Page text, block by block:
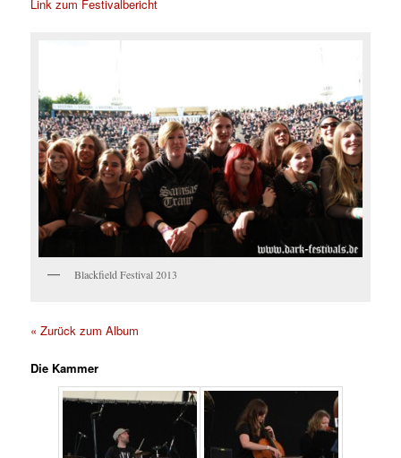
Link zum Festivalbericht
Blackfield Festival 2013
« Zurück zum Album
Die Kammer